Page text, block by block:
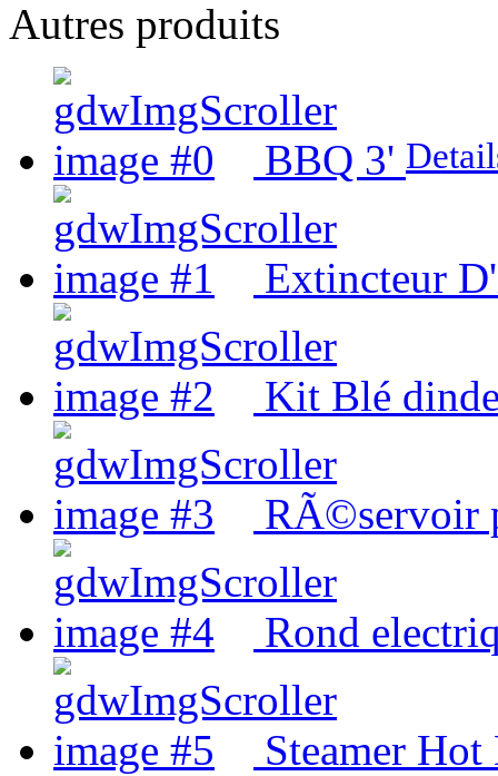
Autres produits
BBQ 3'
Extincteur
Kit Blé
RÃ©servoir
Rond
Steamer Hot